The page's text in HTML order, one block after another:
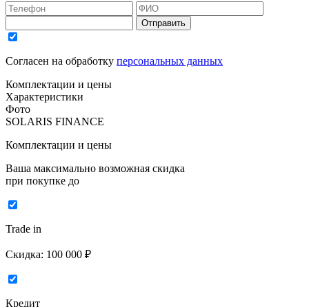
Отправить
Согласен на обработку персональных данных
Комплектации и цены
Характеристики
Фото
SOLARIS FINANCE
Комплектации и цены
Ваша максимально возможная скидка
при покупке до
Trade in
Скидка: 100 000 ₽
Кредит